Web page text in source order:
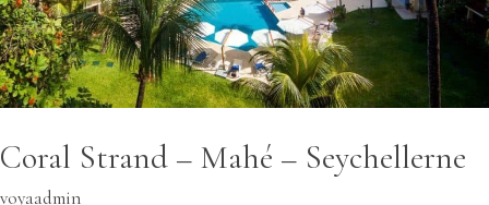
Coral Strand – Mahé – Seychellerne
voyaadmin